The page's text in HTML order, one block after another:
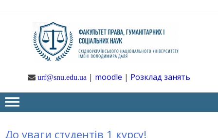
navigation
І
urf@snu.edu.ua | moodle | Розклад занять
До уваги студентів 1 курсу!